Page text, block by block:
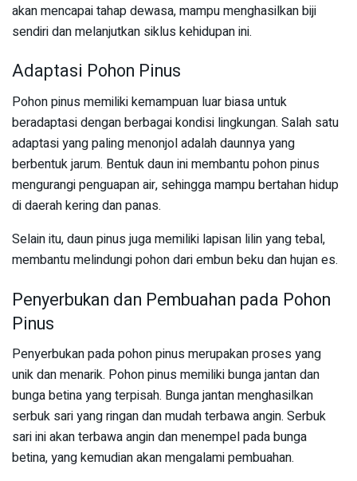
akan mencapai tahap dewasa, mampu menghasilkan biji
sendiri dan melanjutkan siklus kehidupan ini.
Adaptasi Pohon Pinus
Pohon pinus memiliki kemampuan luar biasa untuk
beradaptasi dengan berbagai kondisi lingkungan. Salah satu
adaptasi yang paling menonjol adalah daunnya yang
berbentuk jarum. Bentuk daun ini membantu pohon pinus
mengurangi penguapan air, sehingga mampu bertahan hidup
di daerah kering dan panas.
Selain itu, daun pinus juga memiliki lapisan lilin yang tebal,
membantu melindungi pohon dari embun beku dan hujan es.
Penyerbukan dan Pembuahan pada Pohon
Pinus
Penyerbukan pada pohon pinus merupakan proses yang
unik dan menarik. Pohon pinus memiliki bunga jantan dan
bunga betina yang terpisah. Bunga jantan menghasilkan
serbuk sari yang ringan dan mudah terbawa angin. Serbuk
sari ini akan terbawa angin dan menempel pada bunga
betina, yang kemudian akan mengalami pembuahan.